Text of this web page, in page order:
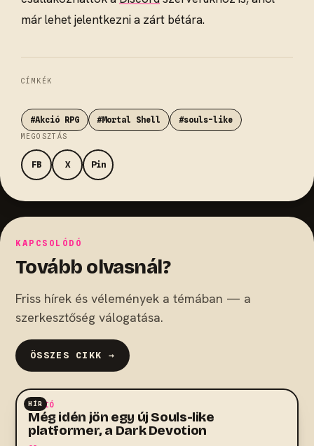
már lehet jelentkezni a zárt bétára.
CÍMKÉK
#Akció RPG #Mortal Shell #souls-like
MEGOSZTÁS
FB X Pin
KAPCSOLÓDÓ
Tovább olvasnál?
Friss hírek és vélemények a témában — a
szerkesztőség válogatása.
ÖSSZES CIKK →
HÍR
AKCIÓ
Még idén jön egy új Souls-like
platformer, a Dark Devotion